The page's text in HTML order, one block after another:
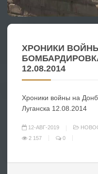
ХРОНИКИ
12.08.2014
Хроники войны на
Луганска 12.08.2014
12-АВГ-2019
2 157
0